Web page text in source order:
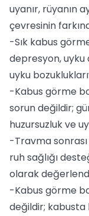
uyanır, rüyanın
çevresinin
-Sık kabus
depresyon, uyku
uyku
-Kabus görme
sorun değildir;
huzursuzluk ve
-Travma
ruh sağlığı
olarak
-Kabus görme
değildir; kabusta